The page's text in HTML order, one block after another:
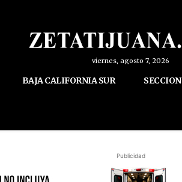
viernes, agosto 7, 2026
BAJA CALIFORNIA SUR
Publicidad